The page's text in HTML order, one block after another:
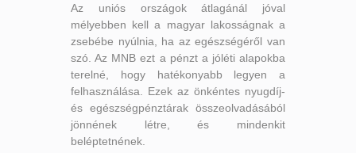
Az uniós országok átlagánál jóval
mélyebben kell a magyar lakosságnak a
zsebébe nyúlnia, ha az egészségéről van
szó. Az MNB ezt a pénzt a jóléti alapokba
terelné, hogy hatékonyabb legyen a
felhasználása. Ezek az önkéntes nyugdíj-
és egészségpénztárak összeolvadásából
jönnének létre, és mindenkit
beléptetnének.